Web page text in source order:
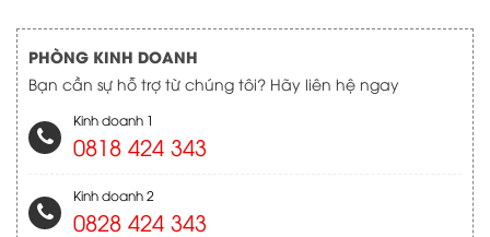
PHÒNG KINH DOANH
Bạn cần sự hỗ trợ từ chúng tôi? Hãy liên hệ ngay
Kinh doanh 1
0818 424 343
Kinh doanh 2
0828 424 343